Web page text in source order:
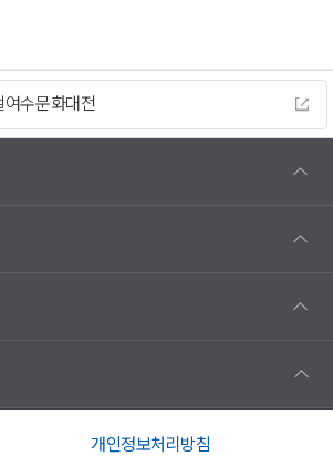
여수문화대전
개인정보처리방침